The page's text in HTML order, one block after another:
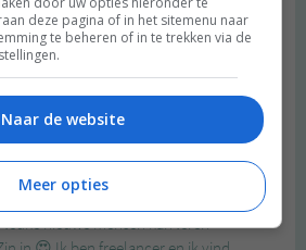
deze pagina of in het sitemenu naar
te beheren of in te trekken via de
Naar de website
Meer opties